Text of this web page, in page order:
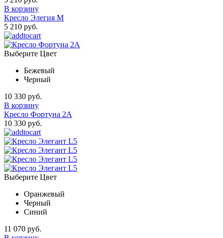
В корзину
Кресло Элегия М
5 210 руб.
Выберите Цвет
Бежевый
Черный
10 330 руб.
В корзину
Кресло Фортуна 2А
10 330 руб.
Выберите Цвет
Оранжевый
Черный
Синий
11 070 руб.